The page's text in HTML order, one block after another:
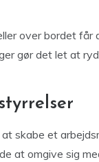
over bordet får
gør det let at
skabe et
at omgive sig